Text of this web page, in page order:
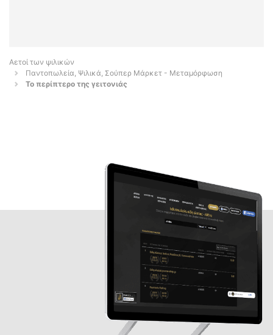
Αετοί των ψιλικών
Παντοπωλεία, Ψιλικά, Σούπερ Μάρκετ - Μεταμόρφωση
Το περίπτερο της γειτονιάς